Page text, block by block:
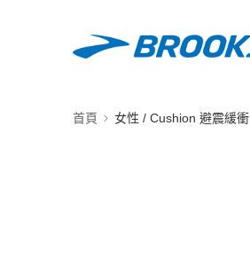
首頁 女性 / Cushion 避震緩衝